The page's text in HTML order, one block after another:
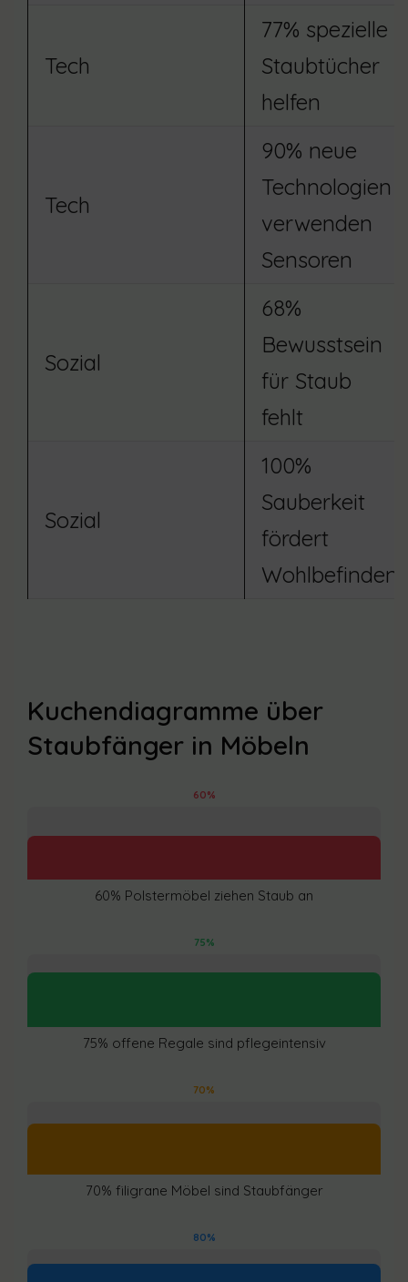
Tech
77% spezielle
Staubtücher
helfen
Tech
90% neue
Technologien
verwenden
Sensoren
Sozial
68%
Bewusstsein
für Staub
fehlt
Sozial
100%
Sauberkeit
fördert
Wohlbefinden
Kuchendiagramme über
Staubfänger in Möbeln
60%
60% Polstermöbel ziehen Staub an
75%
75% offene Regale sind pflegeintensiv
70%
70% filigrane Möbel sind Staubfänger
80%